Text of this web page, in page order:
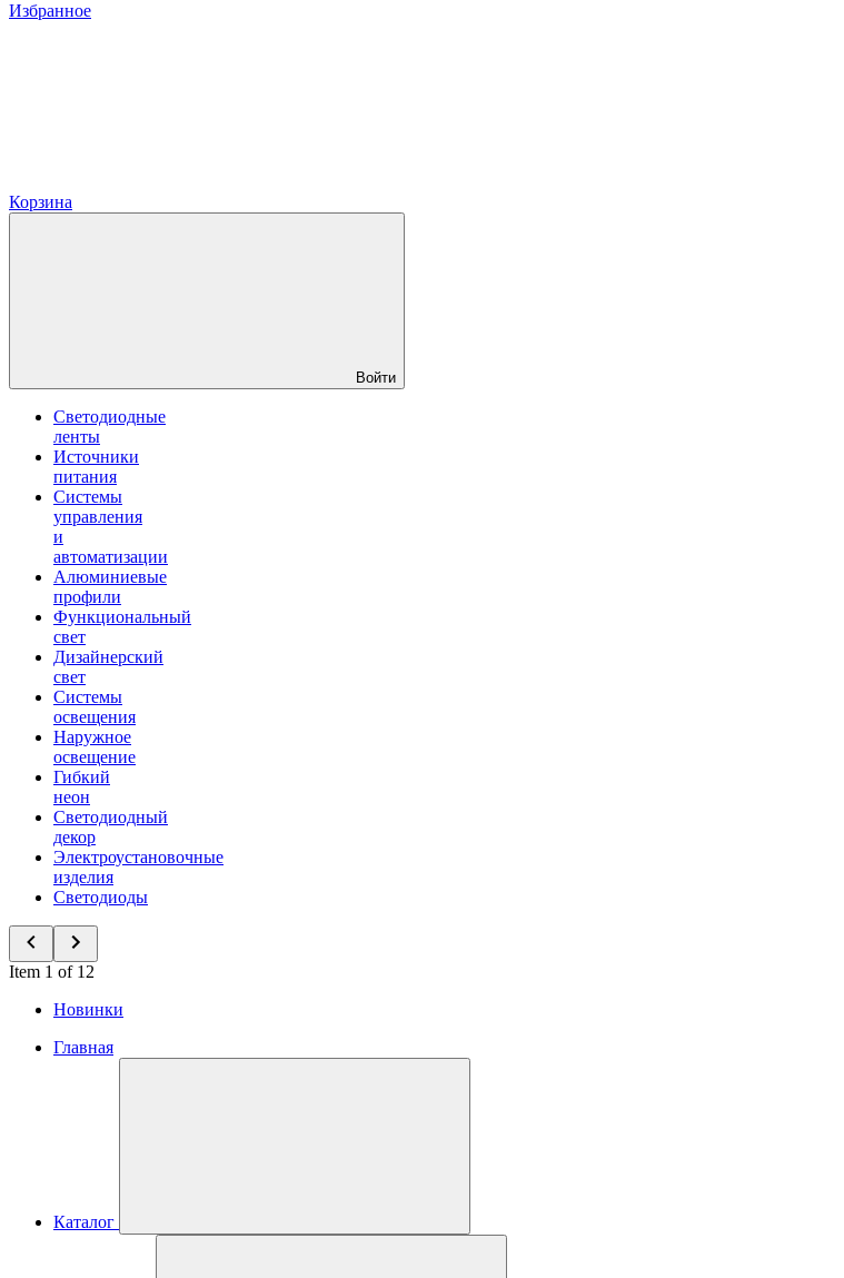
Избранное
Корзина
Войти
Светодиодные
ленты
Источники
питания
Системы
управления
и
автоматизации
Алюминиевые
профили
Функциональный
свет
Дизайнерский
свет
Системы
освещения
Наружное
освещение
Гибкий
неон
Светодиодный
декор
Электроустановочные
изделия
Светодиоды
Item 1 of 12
Новинки
Главная
Каталог